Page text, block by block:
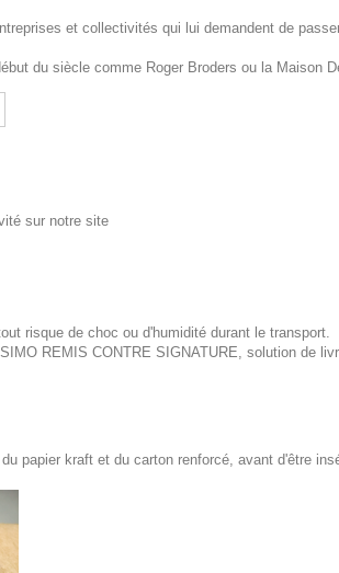
et collectivités qui lui demandent de
du siècle comme Roger Broders ou la Maison
sur notre site
risque de choc ou d'humidité durant le transport.
REMIS CONTRE SIGNATURE, solution de
papier kraft et du carton renforcé, avant d'être